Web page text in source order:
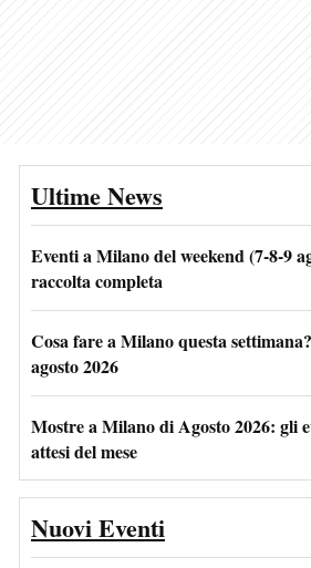
Ultime News
Eventi a Milano del weekend (7-8-9
raccolta completa
Cosa fare a Milano questa
agosto 2026
Mostre a Milano di Agosto 2026: gli
attesi del mese
Nuovi Eventi